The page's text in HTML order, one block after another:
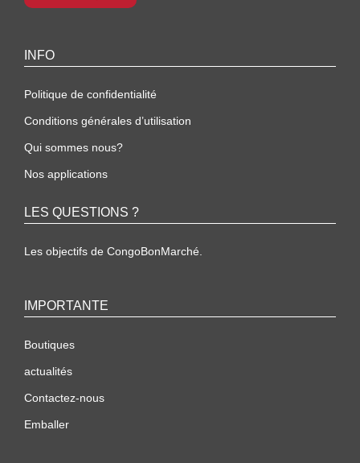
INFO
Politique de confidentialité
Conditions générales d’utilisation
Qui sommes nous?
Nos applications
LES QUESTIONS ?
Les objectifs de CongoBonMarché.
IMPORTANTE
Boutiques
actualités
Contactez-nous
Emballer